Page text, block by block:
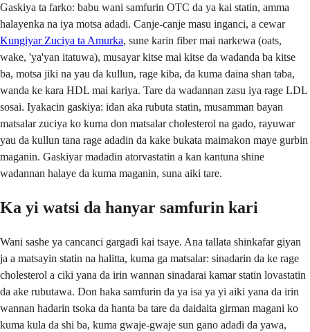
Gaskiya ta farko: babu wani samfurin OTC da ya kai statin, amma
halayenka na iya motsa adadi. Canje-canje masu inganci, a cewar
Kungiyar Zuciya ta Amurka, sune karin fiber mai narkewa (oats,
wake, 'ya'yan itatuwa), musayar kitse mai kitse da wadanda ba kitse
ba, motsa jiki na yau da kullun, rage kiba, da kuma daina shan taba,
wanda ke kara HDL mai kariya. Tare da wadannan zasu iya rage LDL
sosai. Iyakacin gaskiya: idan aka rubuta statin, musamman bayan
matsalar zuciya ko kuma don matsalar cholesterol na gado, rayuwar
yau da kullun tana rage adadin da kake bukata maimakon maye gurbin
maganin. Gaskiyar madadin atorvastatin a kan kantuna shine
wadannan halaye da kuma maganin, suna aiki tare.
Ka yi watsi da hanyar samfurin kari
Wani sashe ya cancanci gargaɗi kai tsaye. Ana tallata shinkafar giyan
ja a matsayin statin na halitta, kuma ga matsalar: sinadarin da ke rage
cholesterol a ciki yana da irin wannan sinadarai kamar statin lovastatin
da ake rubutawa. Don haka samfurin da ya isa ya yi aiki yana da irin
wannan hadarin tsoka da hanta ba tare da daidaita girman magani ko
kuma kula da shi ba, kuma gwaje-gwaje sun gano adadi da yawa,